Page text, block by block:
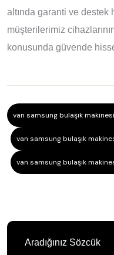
altında garanti ve destek
müşterilerimiz
konusunda güvende
van samsung bulaşık makinesi
van samsung bulaşık
van samsung bulaşık